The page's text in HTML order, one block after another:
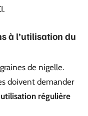
à l’utilisation du
de nigelle.
doivent demander
utilisation régulière